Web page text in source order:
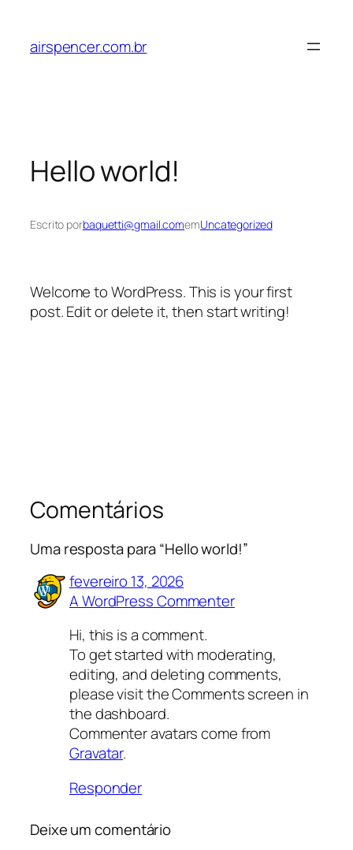
airspencer.com.br
Hello world!
Escrito porbaquetti@gmail.comemUncategorized
Welcome to WordPress. This is your first
post. Edit or delete it, then start writing!
Comentários
Uma resposta para “Hello world!”
fevereiro 13, 2026
A WordPress Commenter
Hi, this is a comment.
To get started with moderating,
editing, and deleting comments,
please visit the Comments screen in
the dashboard.
Commenter avatars come from
Gravatar.
Responder
Deixe um comentário